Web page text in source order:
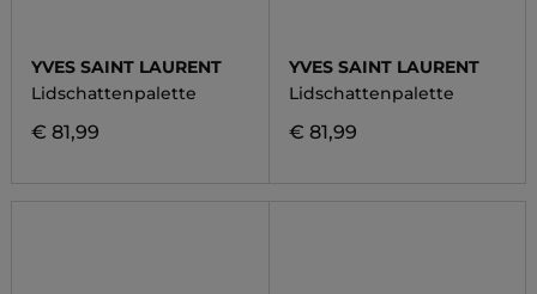
YVES SAINT LAURENT
Lidschattenpalette
€ 81,99
YVES SAINT LAURENT
Lidschattenpalette
€ 81,99